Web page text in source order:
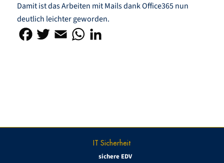
Damit ist das Arbeiten mit Mails dank Office365 nun
deutlich leichter geworden.
IT Sicherheit
sichere EDV